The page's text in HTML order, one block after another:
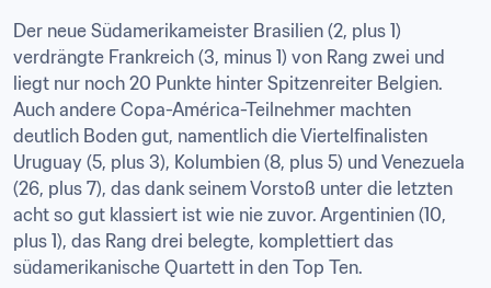
Der neue Südamerikameister Brasilien (2, plus 1)
verdrängte Frankreich (3, minus 1) von Rang zwei und
liegt nur noch 20 Punkte hinter Spitzenreiter Belgien.
Auch andere Copa-América-Teilnehmer machten
deutlich Boden gut, namentlich die Viertelfinalisten
Uruguay (5, plus 3), Kolumbien (8, plus 5) und Venezuela
(26, plus 7), das dank seinem Vorstoß unter die letzten
acht so gut klassiert ist wie nie zuvor. Argentinien (10,
plus 1), das Rang drei belegte, komplettiert das
südamerikanische Quartett in den Top Ten.